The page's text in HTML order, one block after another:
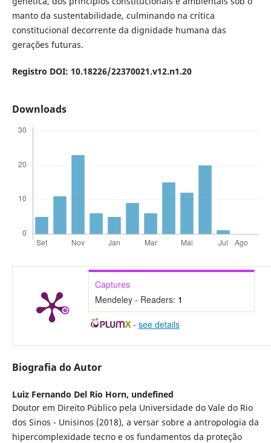
manto da sustentabilidade, culminando na crítica
constitucional decorrente da dignidade humana das
gerações futuras.
Registro DOI: 10.18226/22370021.v12.n1.20
Downloads
Captures
Mendeley - Readers: 1
- see details
Biografia do Autor
Luiz Fernando Del Rio Horn, undefined
Doutor em Direito Público pela Universidade do Vale do Rio
dos Sinos - Unisinos (2018), a versar sobre a antropologia da
hipercomplexidade tecno e os fundamentos da proteção